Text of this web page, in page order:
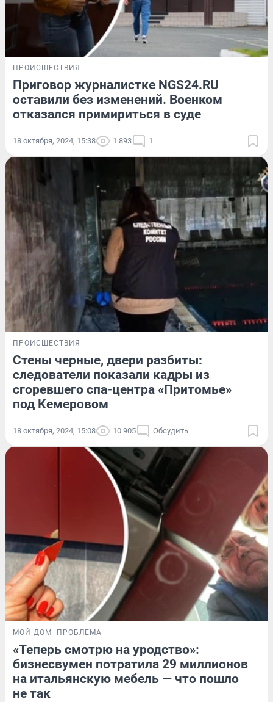
ПРОИСШЕСТВИЯ
Приговор журналистке NGS24.RU
оставили без изменений. Военком
отказался примириться в суде
18 октября, 2024, 15:38 1 893 1
ПРОИСШЕСТВИЯ
Стены черные, двери разбиты:
следователи показали кадры из
сгоревшего спа-центра «Притомье»
под Кемеровом
18 октября, 2024, 15:08 10 905 Обсудить
МОЙ ДОМ ПРОБЛЕМА
«Теперь смотрю на уродство»:
бизнесвумен потратила 29 миллионов
на итальянскую мебель — что пошло
не так